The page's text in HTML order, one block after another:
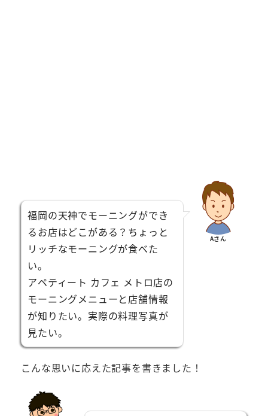
福岡の天神でモーニングができ
るお店はどこがある？ちょっと
リッチなモーニングが食べた
い。
アペティート カフェ メトロ店の
モーニングメニューと店舗情報
が知りたい。実際の料理写真が
見たい。
Aさん
こんな思いに応えた記事を書きました！